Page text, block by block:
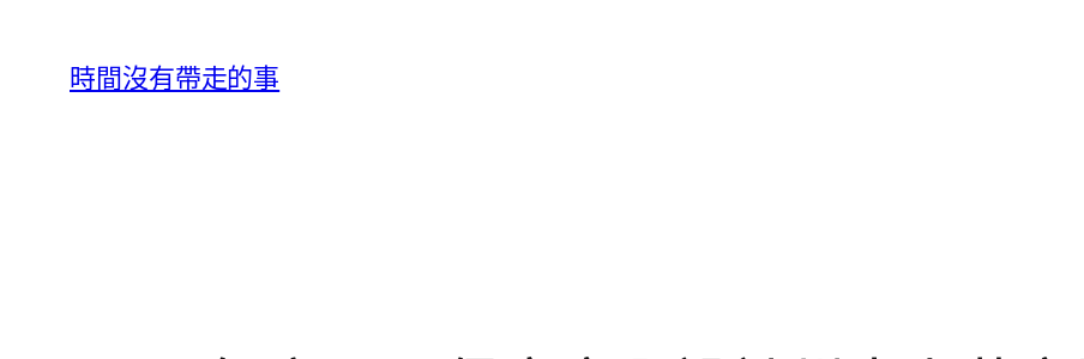
時間沒有帶走的事